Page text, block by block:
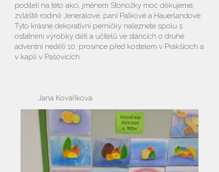
podíleli na této akci, jménem Stonožky moc děkujeme,
zvláště rodině Jenerálové, paní Palkové a Hauerlandové.
Tyto krásné dekorativní perníčky naleznete spolu s
ostatními výrobky dětí a učitelů ve stáncích o druhé
adventní neděli 10. prosince před kostelem v Prakšicích a
v kaplí v Pašovicích.
Jana Kovaříková